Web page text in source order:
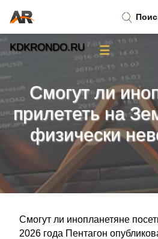
Смогут ли
прилететь на
физически
Смогут ли инопланетяне
2026 года Пентагон
KDKRONDO.RU ☰
Тренды новостей»
Рубрики»
Правила»